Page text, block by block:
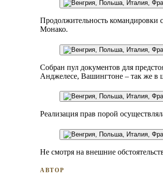
Продолжительность командировки
Монако.
Собран пул документов для
Анджелесе, Вашингтоне – так же в
Реализация прав порой
Не смотря на внешние
АВТОР